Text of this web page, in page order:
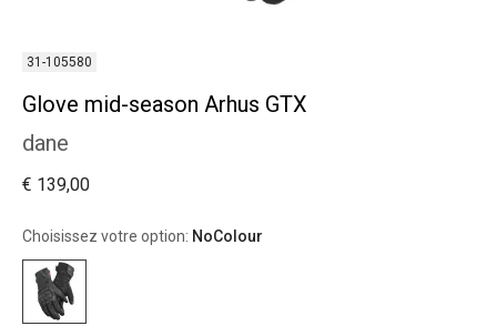
31-105580
Glove mid-season Arhus GTX
dane
€ 139,00
Choisissez votre option: NoColour